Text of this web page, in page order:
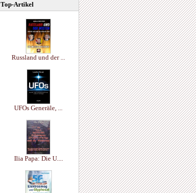
Top-Artikel
Russland und der ...
UFOs Generäle, ...
Ilia Papa: Die U....